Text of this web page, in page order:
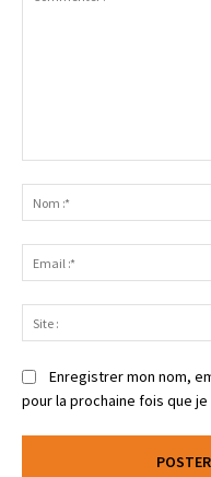
Enregistrer mon nom,
pour la prochaine fois que